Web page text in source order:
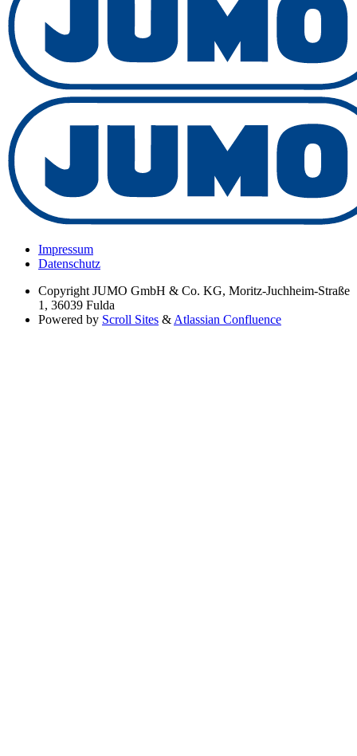
Impressum
Datenschutz
Copyright JUMO GmbH & Co. KG, Moritz-Juchheim-Straße
1, 36039 Fulda
Powered by Scroll Sites & Atlassian Confluence